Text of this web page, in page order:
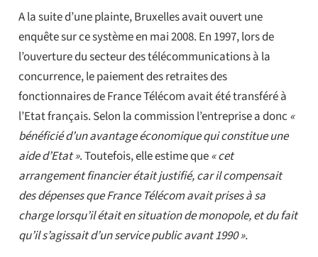
A la suite d’une plainte, Bruxelles avait ouvert une
enquête sur ce système en mai 2008. En 1997, lors de
l’ouverture du secteur des télécommunications à la
concurrence, le paiement des retraites des
fonctionnaires de France Télécom avait été transféré à
l’Etat français. Selon la commission l’entreprise a donc «
bénéficié d’un avantage économique qui constitue une
aide d’Etat ». Toutefois, elle estime que« cet
arrangement financier était justifié, car il compensait
des dépenses que France Télécom avait prises à sa
charge lorsqu’il était en situation de monopole, et du fait
qu’il s’agissait d’un service public avant 1990 ».